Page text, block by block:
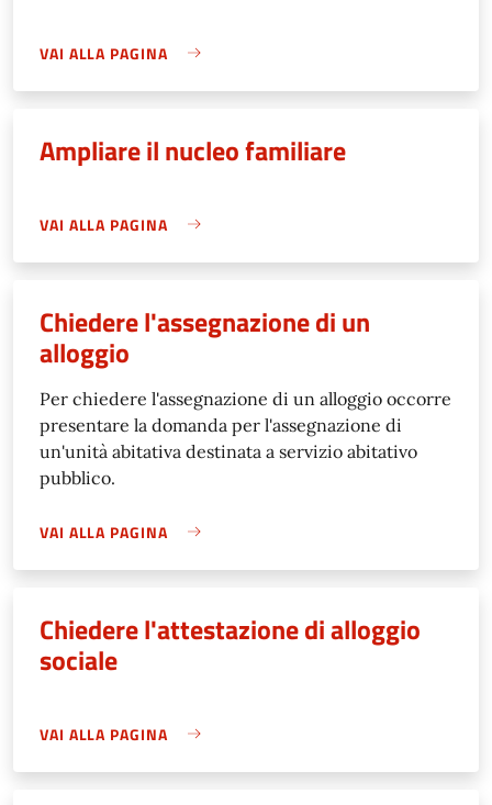
VAI ALLA PAGINA
Ampliare il nucleo familiare
VAI ALLA PAGINA
Chiedere l'assegnazione di un
alloggio
Per chiedere l'assegnazione di un alloggio occorre
presentare la domanda per l'assegnazione di
un'unità abitativa destinata a servizio abitativo
pubblico.
VAI ALLA PAGINA
Chiedere l'attestazione di alloggio
sociale
VAI ALLA PAGINA